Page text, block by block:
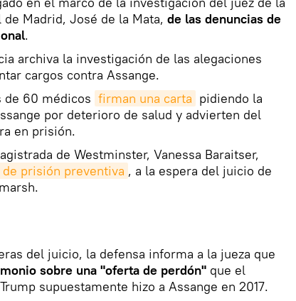
Madrid, José de la Mata, de las denuncias de
.
archiva la investigación de las alegaciones
cargos contra Assange.
de 60 médicos firman una carta pidiendo la
por deterioro de salud y advierten del
en prisión.
de Westminster, Vanessa Baraitser,
prisión preventiva , a la espera del juicio de
del juicio, la defensa informa a la jueza que
sobre una "oferta de perdón" que el
supuestamente hizo a Assange en 2017.